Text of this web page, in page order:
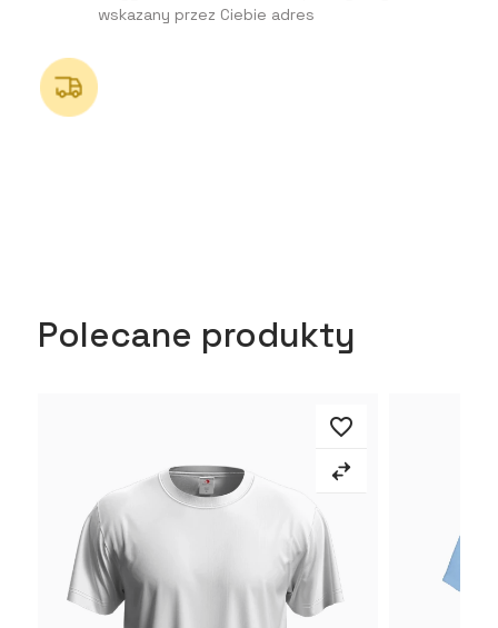
wskazany przez Ciebie adres
Polecane produkty
favorite_border